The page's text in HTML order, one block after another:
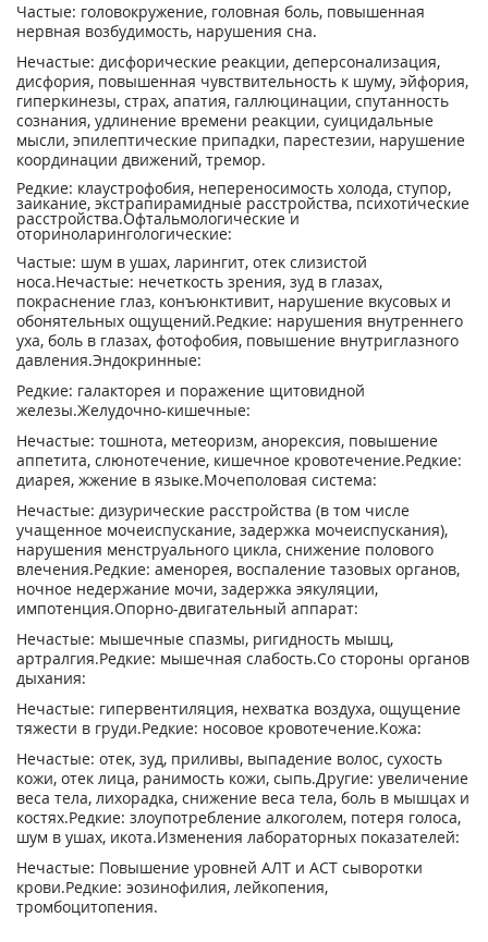
Частые: головокружение, головная боль, повышенная
нервная возбудимость, нарушения сна.
Нечастые: дисфорические реакции, деперсонализация,
дисфория, повышенная чувствительность к шуму, эйфория,
гиперкинезы, страх, апатия, галлюцинации, спутанность
сознания, удлинение времени реакции, суицидальные
мысли, эпилептические припадки, парестезии, нарушение
координации движений, тремор.
Редкие: клаустрофобия, непереносимость холода, ступор,
заикание, экстрапирамидные расстройства, психотические
расстройства.Офтальмологические и
оториноларингологические:
Частые: шум в ушах, ларингит, отек слизистой
носа.Нечастые: нечеткость зрения, зуд в глазах,
покраснение глаз, конъюнктивит, нарушение вкусовых и
обонятельных ощущений.Редкие: нарушения внутреннего
уха, боль в глазах, фотофобия, повышение внутриглазного
давления.Эндокринные:
Редкие: галакторея и поражение щитовидной
железы.Желудочно-кишечные:
Нечастые: тошнота, метеоризм, анорексия, повышение
аппетита, слюнотечение, кишечное кровотечение.Редкие:
диарея, жжение в языке.Мочеполовая система:
Нечастые: дизурические расстройства (в том числе
учащенное мочеиспускание, задержка мочеиспускания),
нарушения менструального цикла, снижение полового
влечения.Редкие: аменорея, воспаление тазовых органов,
ночное недержание мочи, задержка эякуляции,
импотенция.Опорно-двигательный аппарат:
Нечастые: мышечные спазмы, ригидность мышц,
артралгия.Редкие: мышечная слабость.Со стороны органов
дыхания:
Нечастые: гипервентиляция, нехватка воздуха, ощущение
тяжести в груди.Редкие: носовое кровотечение.Кожа:
Нечастые: отек, зуд, приливы, выпадение волос, сухость
кожи, отек лица, ранимость кожи, сыпь.Другие: увеличение
веса тела, лихорадка, снижение веса тела, боль в мышцах и
костях.Редкие: злоупотребление алкоголем, потеря голоса,
шум в ушах, икота.Изменения лабораторных показателей:
Нечастые: Повышение уровней АЛТ и ACT сыворотки
крови.Редкие: эозинофилия, лейкопения,
тромбоцитопения.